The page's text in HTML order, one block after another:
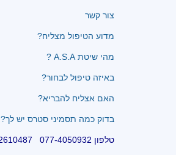
צור קשר
מדוע הטיפול מצליח?
מהי שיטת A.S.A ?
באיזה טיפול לבחור?
האם אצליח להבריא?
בדוק כמה תסמיני סטרס יש לך?
טלפון 077-4050932 0522610487